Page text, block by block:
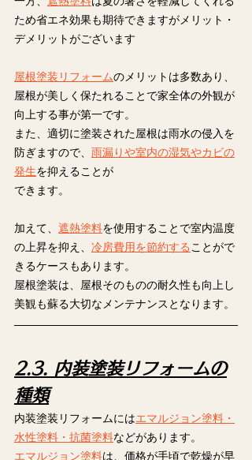
ため省エネ効果も期待できますがメリット・
デメリットがございます
屋根塗装リフォームのメリットは多数あり、
屋根が美しく保たれることで家全体の外観が
向上する事が第一です。
また、適切に塗装された屋根は雨水の侵入を
防ぎますので、 雨漏りや室内の湿気やカビの
発生を抑えることが
できます。
加えて、 遮熱塗料を使用することで室内温度
の上昇を抑え、 冷房費用を節約する ことがで
きるケースもあります。
屋根塗装は、屋根そのものの耐久性も向上し
美観も蘇る大切なメンテナンスとなります。
2.3. 内装塗装リフォームの
種類
内装塗装リフォームにはエマルジョン塗料・
水性塗料・抗菌塗料などがあります。
エマルジョン塗料は、価格が手頃で乾燥が早